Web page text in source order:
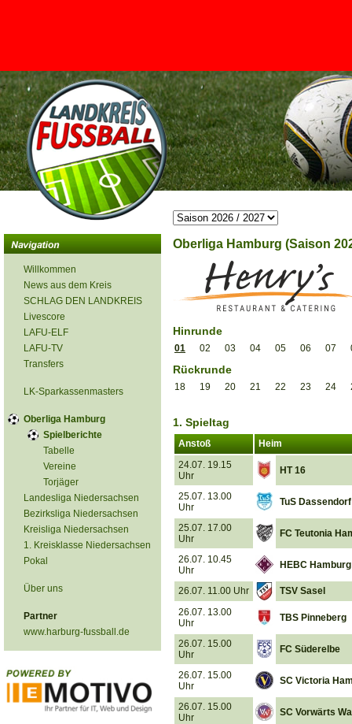
<
Willkommen
News aus dem Kreis
SCHLAG DEN LANDKREIS
Livescore
LAFU-ELF
LAFU-TV
Transfers
LK-Sparkassenmasters
Oberliga Hamburg
Spielberichte
Tabelle
Vereine
Torjäger
Landesliga Niedersachsen
Bezirksliga Niedersachsen
Kreisliga Niedersachsen
1. Kreisklasse Niedersachsen
Pokal
Über uns
Partner
www.harburg-fussball.de
Oberliga Hamburg (Saison
Hinrunde
01 02 03 04 05 06 07
Rückrunde
18 19 20 21 22 23 24
1. Spieltag
Anstoß
Heim
24.07. 19.15
Uhr
HT 16
25.07. 13.00
Uhr
TuS Dassendorf
25.07. 17.00
Uhr
FC Teutonia
26.07. 10.45
Uhr
HEBC Hamburg
26.07. 11.00 Uhr
TSV Sasel
26.07. 13.00
Uhr
TBS Pinneberg
26.07. 15.00
Uhr
FC Süderelbe
26.07. 15.00
Uhr
SC Victoria
26.07. 15.00
Uhr
SC Vorwärts